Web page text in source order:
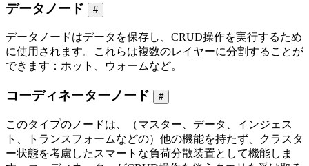
データノード #
データノードはデータを保存し、CRUD操作を実行するため
に使用されます。これらは複数のレイヤーに分割することが
できます：ホット、ウォームなど。
コーディネーターノード #
このタイプのノードは、（マスター、データ、インジェス
ト、トランスフォームなどの）他の機能を持たず、クラスタ
ー状態を考慮したスマートな負荷分散装置として機能しま